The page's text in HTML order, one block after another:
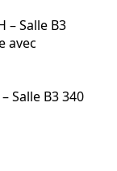
– Salle B3
avec
Salle B3 340